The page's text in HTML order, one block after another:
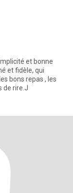
et bonne
bons repas , les
de rire.J